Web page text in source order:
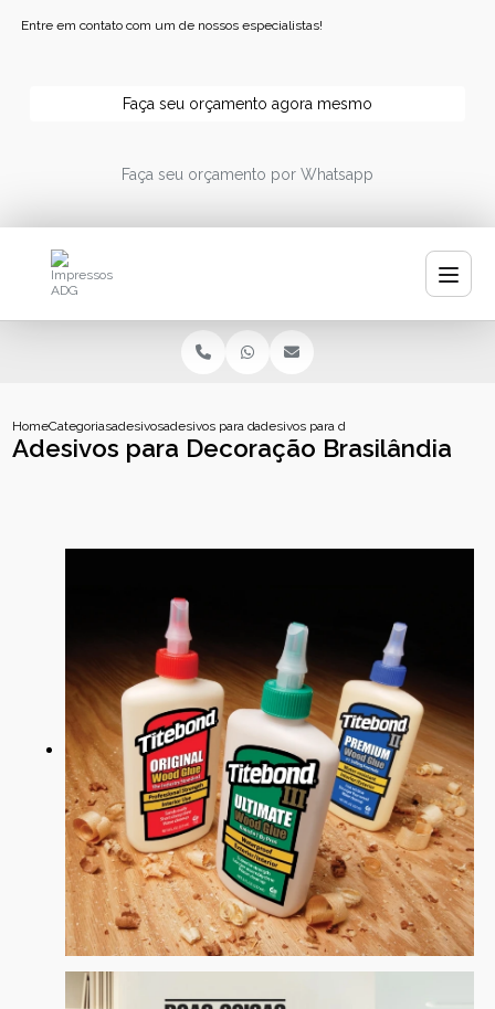
Entre em contato com um de nossos especialistas!
Faça seu orçamento agora mesmo
Faça seu orçamento por Whatsapp
HomeCategoriasadesivosadesivos para decoracaoadesivos para decoracao brasilandia
Adesivos para Decoração Brasilândia